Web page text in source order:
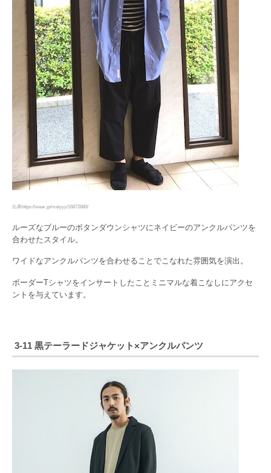
出典https://wear.jp/matyyy/16872880/
ルーズなブルーのボタンダウンシャツにネイビーのアンクルパンツを
合わせたスタイル。
ワイドなアンクルパンツを合わせることでこなれた雰囲気を演出。
ボーダーTシャツをインサートしたことミニマルな着こなしにアクセ
ントを与えています。
3-11 黒テーラードジャケット×アンクルパンツ